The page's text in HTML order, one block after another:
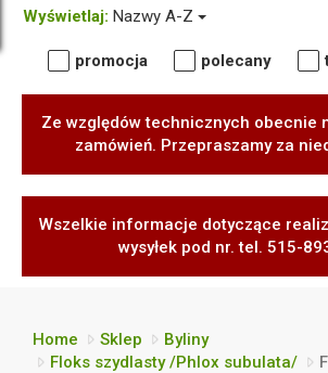
Wyświetlaj: Nazwy A-Z
promocja polecany
Ze względów technicznych obecnie
zamówień. Przepraszamy za
Wszelkie informacje dotyczące
wysyłek pod nr. tel. 515-
Home Sklep
Byliny
Floks szydlasty /Phlox subulata/